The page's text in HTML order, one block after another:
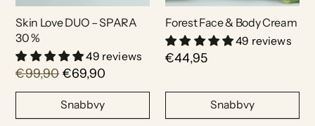
Skin Love DUO – SPARA
30 %
49 reviews
€99,90 €69,90
Snabbvy
Forest Face & Body Cream
49 reviews
€44,95
Snabbvy